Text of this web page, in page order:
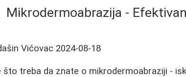
Mikrodermoabrazija -
Vićovac 2024-08-18
što treba da znate o mikrodermoabraziji -